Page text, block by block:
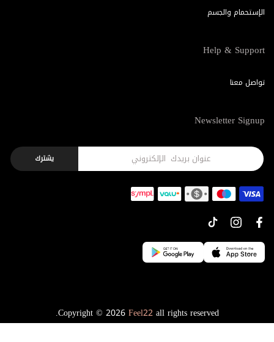
الإستحمام والجسم
Help & Support
تواصل معنا
Newsletter Signup
يشترك
Copyright © 2026Feel22all rights reserved.